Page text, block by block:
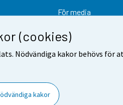
(cookies)
Nödvändiga kakor behövs
kakor
För media
Respons